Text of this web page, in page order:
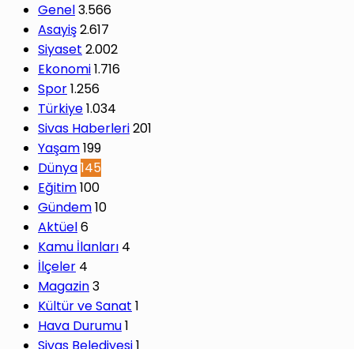
Genel3.566
Asayiş2.617
Siyaset 2.002
Ekonomi1.716
Spor1.256
Türkiye1.034
Sivas Haberleri201
Yaşam199
Dünya145
Eğitim100
Gündem10
Aktüel6
Kamu İlanları 4
İlçeler 4
Magazin3
Kültür ve Sanat 1
Hava Durumu1